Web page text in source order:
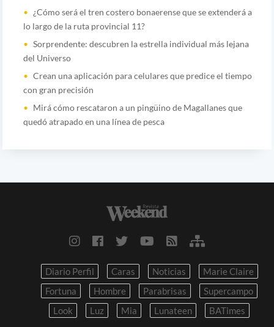
¿Cómo será el tren costero bonaerense que se extenderá a
lo largo de la ruta provincial 11?
Sorprendente: descubren la estrella individual más lejana
del Universo
Crean una aplicación para celulares que predice el tiempo
con gran precisión
Mirá cómo rescataron a un pingüino de Magallanes que
quedó atrapado en una línea de pesca
Diario Perfil Caras Noticias
Marie Claire
Fortuna
Hombre Parabrisas
Supercampo
Look
Luz Mia Lunateen BATimes